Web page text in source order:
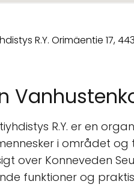
R.Y. er en
i området
over Konneveden
funktioner og